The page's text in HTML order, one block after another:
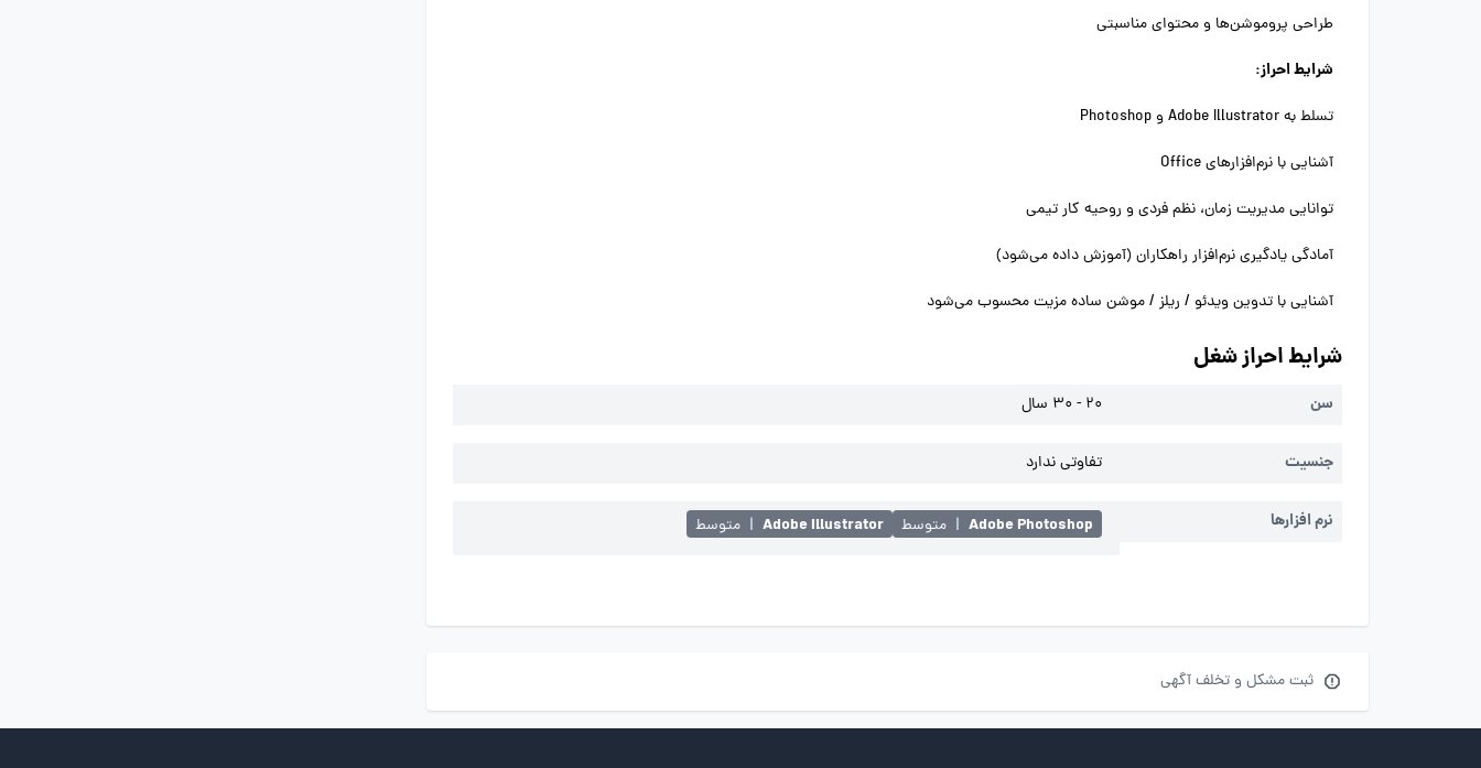
طراحی پروموشن‌ها و محتوای مناسبتی
شرایط احراز:
تسلط به Adobe Illustrator و Photoshop
آشنایی با نرم‌افزارهای Office
توانایی مدیریت زمان، نظم فردی و روحیه کار تیمی
آمادگی یادگیری نرم‌افزار راهکاران (آموزش داده می‌شود)
آشنایی با تدوین ویدئو / ریلز / موشن ساده مزیت محسوب می‌شود
شرایط احراز شغل
سن 20 - 30 سال
جنسیت تفاوتی ندارد
نرم افزارها Adobe Photoshop
| متوسط Adobe Illustrator
| متوسط
ثبت مشکل و تخلف آگهی